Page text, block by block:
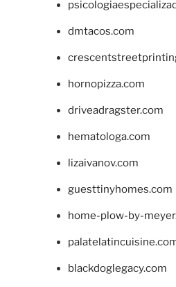
dmtacos.com
hornopizza.com
driveadragster.com
hematologa.com
lizaivanov.com
guesttinyhomes.com
home-plow-by-
blackdoglegacy.com